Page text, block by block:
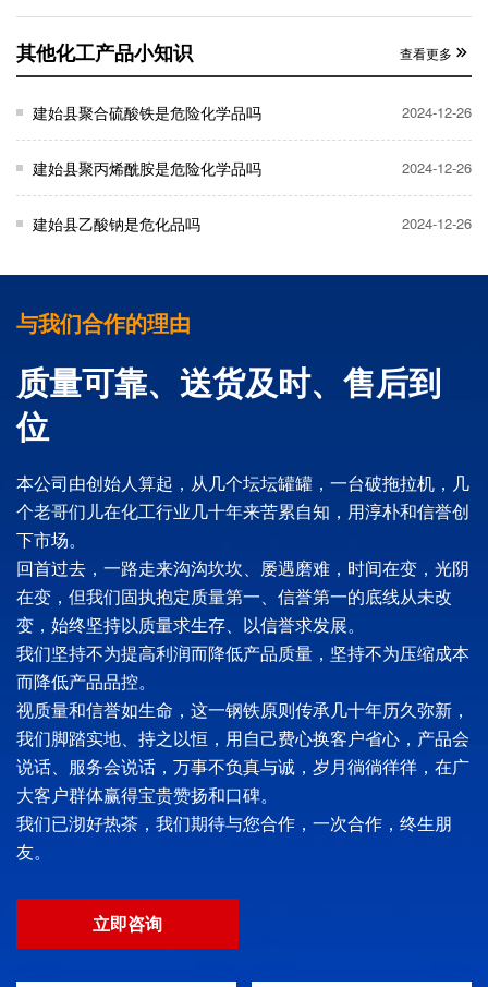
其他化工产品小知识 查看更多
建始县聚合硫酸铁是危险化学品吗 2024-12-26
建始县聚丙烯酰胺是危险化学品吗 2024-12-26
建始县乙酸钠是危化品吗 2024-12-26
与我们合作的理由
质量可靠、送货及时、售后到
位
本公司由创始人算起，从几个坛坛罐罐，一台破拖拉机，几
个老哥们儿在化工行业几十年来苦累自知，用淳朴和信誉创
下市场。
回首过去，一路走来沟沟坎坎、屡遇磨难，时间在变，光阴
在变，但我们固执抱定质量第一、信誉第一的底线从未改
变，始终坚持以质量求生存、以信誉求发展。
我们坚持不为提高利润而降低产品质量，坚持不为压缩成本
而降低产品品控。
视质量和信誉如生命，这一钢铁原则传承几十年历久弥新，
我们脚踏实地、持之以恒，用自己费心换客户省心，产品会
说话、服务会说话，万事不负真与诚，岁月徜徜徉徉，在广
大客户群体赢得宝贵赞扬和口碑。
我们已沏好热茶，我们期待与您合作，一次合作，终生朋
友。
立即咨询